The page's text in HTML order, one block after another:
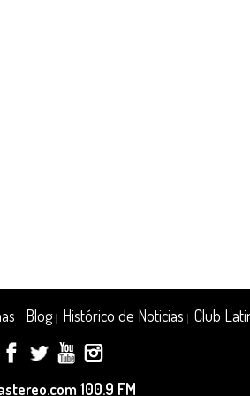
Blog| Histórico de Noticias Club
100.9 FM